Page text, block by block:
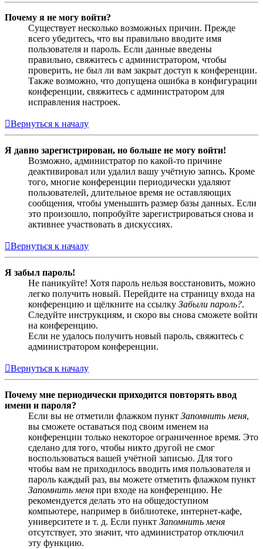
Почему я не могу войти?
Существует несколько возможных причин. Прежде
всего убедитесь, что вы правильно вводите имя
пользователя и пароль. Если данные введены
правильно, свяжитесь с администратором, чтобы
проверить, не был ли вам закрыт доступ к конференции.
Также возможно, что допущена ошибка в конфигурации
конференции, свяжитесь с администратором для
исправления настроек.
Вернуться к началу
Я давно зарегистрирован, но больше не могу войти!
Возможно, администратор по какой-то причине
деактивировал или удалил вашу учётную запись. Кроме
того, многие конференции периодически удаляют
пользователей, длительное время не оставляющих
сообщения, чтобы уменьшить размер базы данных. Если
это произошло, попробуйте зарегистрироваться снова и
активнее участвовать в дискуссиях.
Вернуться к началу
Я забыл пароль!
Не паникуйте! Хотя пароль нельзя восстановить, можно
легко получить новый. Перейдите на страницу входа на
конференцию и щёлкните на ссылку Забыли пароль?.
Следуйте инструкциям, и скоро вы снова сможете войти
на конференцию.
Если не удалось получить новый пароль, свяжитесь с
администратором конференции.
Вернуться к началу
Почему мне периодически приходится повторять ввод
имени и пароля?
Если вы не отметили флажком пункт Запомнить меня,
вы сможете оставаться под своим именем на
конференции только некоторое ограниченное время. Это
сделано для того, чтобы никто другой не смог
воспользоваться вашей учётной записью. Для того
чтобы вам не приходилось вводить имя пользователя и
пароль каждый раз, вы можете отметить флажком пункт
Запомнить меня при входе на конференцию. Не
рекомендуется делать это на общедоступном
компьютере, например в библиотеке, интернет-кафе,
университете и т. д. Если пункт Запомнить меня
отсутствует, это значит, что администратор отключил
эту функцию.